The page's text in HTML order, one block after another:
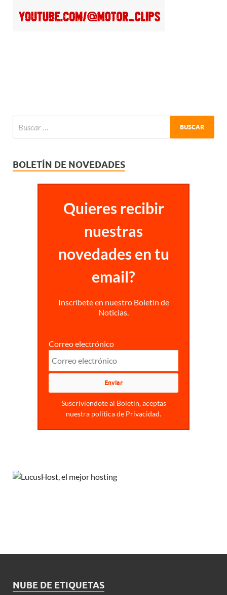
BOLETÍN DE NOVEDADES
Quieres recibir
nuestras
novedades en tu
email?
Inscríbete en nuestro Boletín de
Noticias.
Correo electrónico
Suscriviendote al Boletin, aceptas
nuestra politica de Privacidad.
NUBE DE ETIQUETAS